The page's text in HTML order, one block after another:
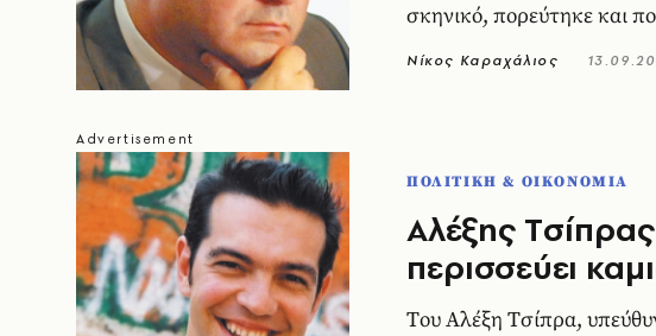
σκηνικό, πορεύτηκε και
Νίκος Καραχάλιος
ΠΟΛΙΤΙΚΗ & ΟΙΚΟΝΟΜΙΑ
Aλέξης
περισσεύει
Tου Aλέξη Tσίπρα,